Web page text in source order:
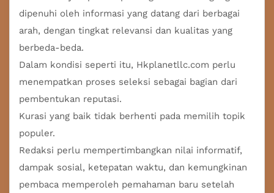
dipenuhi oleh informasi yang datang dari berbagai
arah, dengan tingkat relevansi dan kualitas yang
berbeda-beda.
Dalam kondisi seperti itu, Hkplanetllc.com perlu
menempatkan proses seleksi sebagai bagian dari
pembentukan reputasi.
Kurasi yang baik tidak berhenti pada memilih topik
populer.
Redaksi perlu mempertimbangkan nilai informatif,
dampak sosial, ketepatan waktu, dan kemungkinan
pembaca memperoleh pemahaman baru setelah